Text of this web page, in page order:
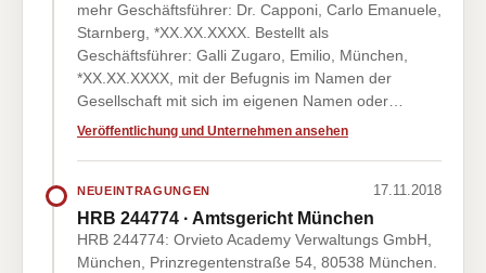
mehr Geschäftsführer: Dr. Capponi, Carlo Emanuele,
Starnberg, *XX.XX.XXXX. Bestellt als
Geschäftsführer: Galli Zugaro, Emilio, München,
*XX.XX.XXXX, mit der Befugnis im Namen der
Gesellschaft mit sich im eigenen Namen oder…
Veröffentlichung und Unternehmen ansehen
NEUEINTRAGUNGEN 17.11.2018
HRB 244774 · Amtsgericht München
HRB 244774: Orvieto Academy Verwaltungs GmbH,
München, Prinzregentenstraße 54, 80538 München.